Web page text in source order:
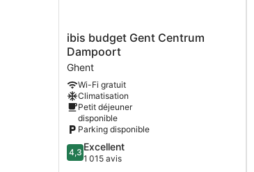
ibis
budget
Gent
Centrum
Dampoort
Ghent
ibis budget Gent Centrum
Dampoort
Ghent
Wi-Fi gratuit
Climatisation
Petit déjeuner
disponible
Parking disponible
4.3
sur
4,3 Excellent
1 015 avis